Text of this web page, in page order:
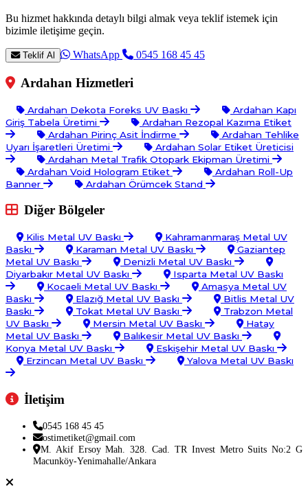
Bu hizmet hakkında detaylı bilgi almak veya teklif istemek için
bizimle iletişime geçin.
Teklif Al WhatsApp 0545 168 45 45
Ardahan Hizmetleri
Ardahan Dekota Foreks UV Baskı
Ardahan Kapı
Giriş Tabela Üretimi
Ardahan Rezopal Kazıma Etiket
Ardahan Pirinç Asit İndirme
Ardahan Tehlike
Uyarı İşaretleri Üretimi
Ardahan Solar Etiket Üreticisi
Ardahan Metal Trafik Otopark Ekipman Üretimi
Ardahan Void Hologram Etiket
Ardahan Roll-Up
Banner
Ardahan Örümcek Stand
Diğer Bölgeler
Kilis Metal UV Baskı
Kahramanmaraş Metal UV
Baskı
Karaman Metal UV Baskı
Gaziantep
Metal UV Baskı
Denizli Metal UV Baskı
Diyarbakır Metal UV Baskı
Isparta Metal UV Baskı
Kocaeli Metal UV Baskı
Amasya Metal UV
Baskı
Elazığ Metal UV Baskı
Bitlis Metal UV
Baskı
Tokat Metal UV Baskı
Trabzon Metal
UV Baskı
Mersin Metal UV Baskı
Hatay
Metal UV Baskı
Balıkesir Metal UV Baskı
Konya Metal UV Baskı
Eskişehir Metal UV Baskı
Erzincan Metal UV Baskı
Yalova Metal UV Baskı
İletişim
0545 168 45 45
ostimetiket@gmail.com
M. Akif Ersoy Mah. 328. Cad. TR Invest Metro Suits No:2 G
Macunköy-Yenimahalle/Ankara